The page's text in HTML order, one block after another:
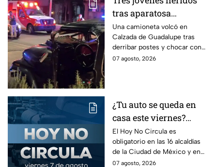
tras aparatosa
volcadura en Tepeyac
Insurgentes y operativo
en la Juárez, mientras
dormía
Una camioneta volcó en
Calzada de Guadalupe tras
derribar postes y chocar con
un árbol, dejando a tres
07 agosto, 2026
¿Tu auto se queda en
casa este viernes?
Revisa el Hoy No
Circula de este 7 de
agosto
El Hoy No Circula es
obligatorio en las 16 alcaldías
de la Ciudad de México y en
los municipios conurbados del
07 agosto, 2026